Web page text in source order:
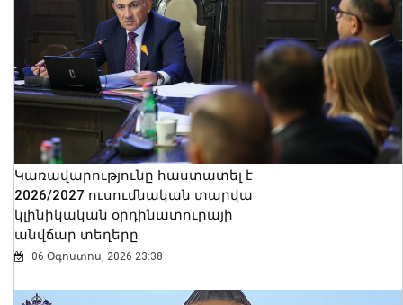
Կառավարությունը հաստատել է
2026/2027 ուսումնական տարվա
կլինիկական օրդինատուրայի
անվճար տեղերը
06 Օգոստոս, 2026 23:38